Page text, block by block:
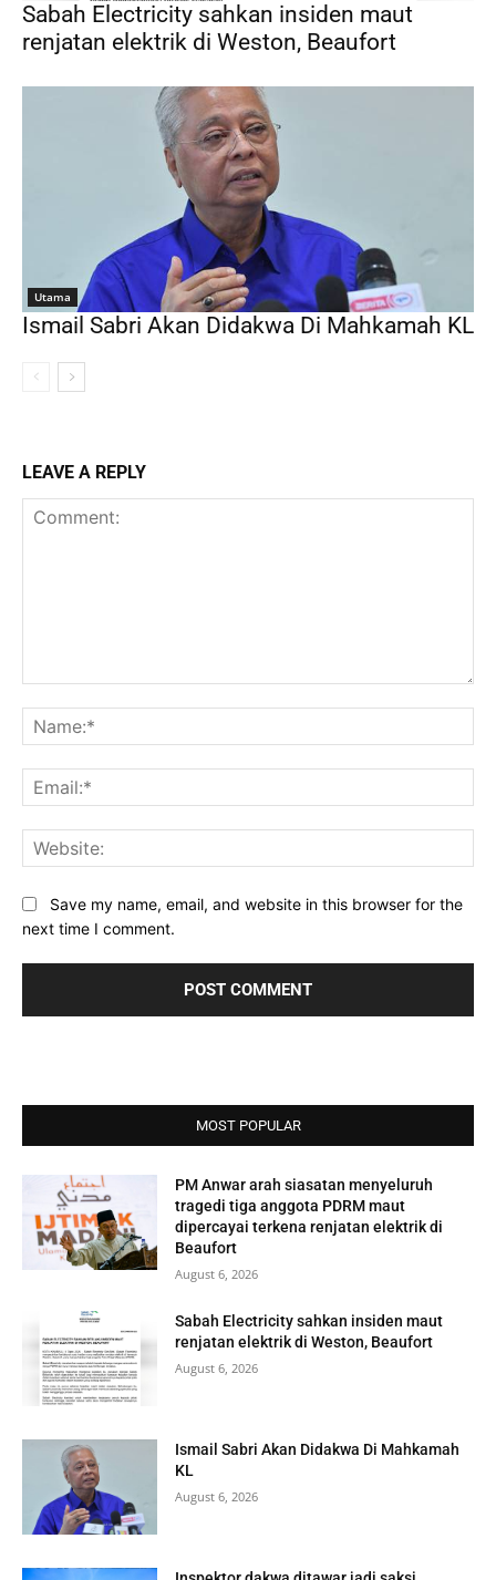
Sabah Electricity sahkan insiden maut
renjatan elektrik di Weston, Beaufort
Utama
Ismail Sabri Akan Didakwa Di Mahkamah KL
LEAVE A REPLY
Save my name, email, and website in this browser for the
next time I comment.
MOST POPULAR
PM Anwar arah siasatan menyeluruh
tragedi tiga anggota PDRM maut
dipercayai terkena renjatan elektrik di
Beaufort
August 6, 2026
Sabah Electricity sahkan insiden maut
renjatan elektrik di Weston, Beaufort
August 6, 2026
Ismail Sabri Akan Didakwa Di Mahkamah
KL
August 6, 2026